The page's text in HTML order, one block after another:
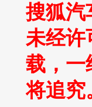
搜狐汽
未经许
载，一
将追究